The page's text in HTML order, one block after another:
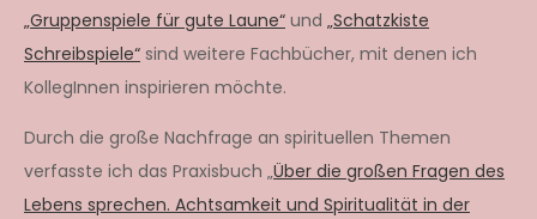
„Gruppenspiele für gute Laune“ und „Schatzkiste
Schreibspiele“ sind weitere Fachbücher, mit denen ich
KollegInnen inspirieren möchte.
Durch die große Nachfrage an spirituellen Themen
verfasste ich das Praxisbuch „Über die großen Fragen des
Lebens sprechen. Achtsamkeit und Spiritualität in der